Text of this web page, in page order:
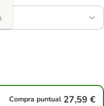
Compra puntual 27,59 €